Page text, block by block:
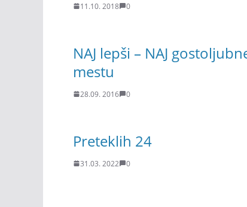
11.10. 2018 0
NAJ lepši – NAJ
mestu
28.09. 2016 0
Preteklih 24
31.03. 2022 0